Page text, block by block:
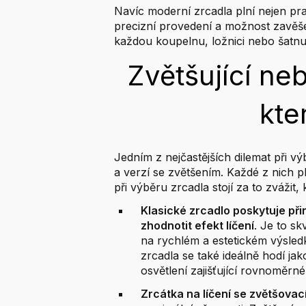
Navíc moderní zrcadla plní nejen
precizní provedení a možnost
každou koupelnu, ložnici nebo
Zvětšující
Jedním z nejčastějších dilemat při
a verzí se zvětšením. Každé z nich
při výběru zrcadla stojí za to zvážit,
Klasické zrcadlo poskytuje
zhodnotit efekt líčení. Je to
na rychlém a estetickém
zrcadla se také ideálně hodí
osvětlení zajišťující
Zrcátka na líčení se